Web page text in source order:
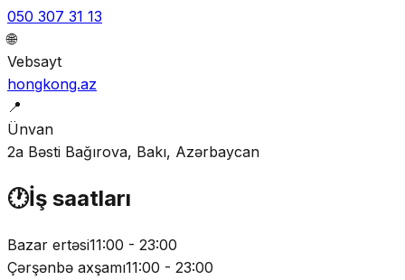
050 307 31 13
🌐
Vebsayt
hongkong.az
📍
Ünvan
2a Bəsti Bağırova, Bakı, Azərbaycan
🕐İş saatları
Bazar ertəsi11:00 - 23:00
Çərşənbə axşamı11:00 - 23:00